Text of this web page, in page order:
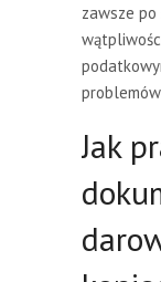
zawsze
Jak